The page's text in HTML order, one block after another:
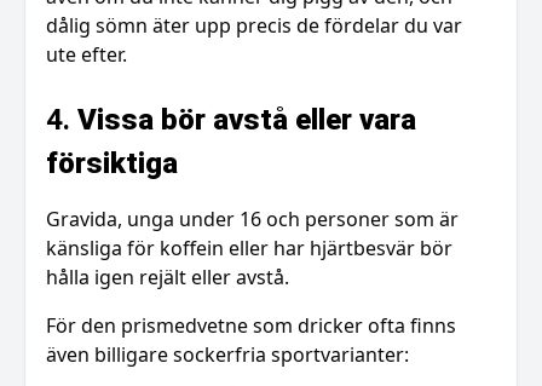
dålig sömn äter upp precis de fördelar du var
ute efter.
4. Vissa bör avstå eller vara
försiktiga
Gravida, unga under 16 och personer som är
känsliga för koffein eller har hjärtbesvär bör
hålla igen rejält eller avstå.
För den prismedvetne som dricker ofta finns
även billigare sockerfria sportvarianter: